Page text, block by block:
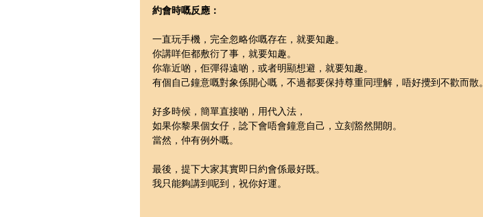
約會時嘅反應：
一直玩手機，完全忽略你嘅存在，就要知趣。
你講咩佢都敷衍了事，就要知趣。
你靠近啲，佢彈得遠啲，或者明顯想避，就要知趣。
有個自己鐘意嘅對象係開心嘅，不過都要保持尊重同理解，唔好攪到不歡而散。
好多時候，簡單直接啲，用代入法，
如果你黎果個女仔，諗下會唔會鐘意自己，立刻豁然開朗。
當然，仲有例外嘅。
最後，提下大家其實即日約會係最好既。
我只能夠講到呢到，祝你好運。